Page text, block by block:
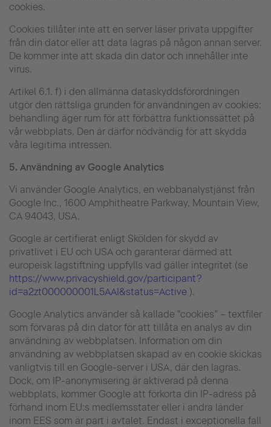
cookies.
Cookies tillåter inte att en server läser privata uppgifter
från din dator eller att data lagras på någon annan server.
De kommer inte att skada din dator och innehåller inte
virus.
Artikel 6.1. f) i den allmänna dataskyddsförordningen
utgör den rättsliga grunden för användningen av cookies:
behandling äger rum för att förbättra funktionssättet på
vår webbplats. Den är därför nödvändig för att skydda
våra legitima intressen.
5. Användning av Google Analytics
Vi använder Google Analytics, en webbanalystjänst från
Google Inc., 1600 Amphitheatre Parkway, Mountain View,
CA 94043, USA.
Google är certifierat enligt Skölden för skydd av
privatlivet i EU och USA och garanterar därmed att
europeisk lagstiftning uppfylls vad gäller integritet (se
https://www.privacyshield.gov/participant?
id=a2zt000000001L5AAI&status=Active ).
Google Analytics använder så kallade "cookies” – textfiler
som förvaras på din dator för att tillåta en analys av din
användning av webbplatsen. Information om din
användning av webbplatsen skapad av en cookie skickas
vanligtvis till en Google-server i USA, där den lagras.
Dock, om IP-anonymisering är aktiverad på denna
webbplats, kommer Google att förkorta din IP-adress på
förhand inom EU:s medlemsstater eller i andra länder
inom EES som är part i avtalet. Endast i exceptionella fall